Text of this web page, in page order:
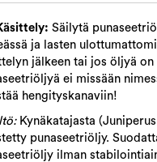
Säilytä
ja lasten
jälkeen tai jos öljyä on
ei missään
hengityskanaviin!
Kynäkatajasta
punaseetriöljy.
ilman